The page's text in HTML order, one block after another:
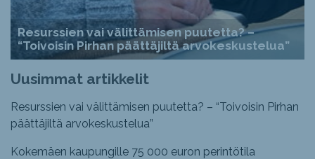
Resurssien vai välittämisen puutetta? –
“Toivoisin Pirhan päättäjiltä arvokeskustelua”
Uusimmat artikkelit
Resurssien vai välittämisen puutetta? – “Toivoisin Pirhan
päättäjiltä arvokeskustelua”
Kokemäen kaupungille 75 000 euron perintötila